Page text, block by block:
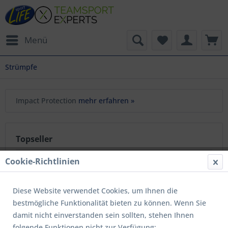
Menü
Strümpfe
Impact Protection mehr erfahren »
Topseller
Cookie-Richtlinien
Diese Website verwendet Cookies, um Ihnen die
bestmögliche Funktionalität bieten zu können. Wenn Sie
damit nicht einverstanden sein sollten, stehen Ihnen